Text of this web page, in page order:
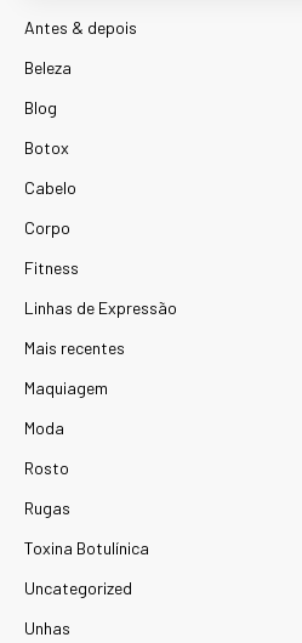
Antes & depois
Beleza
Blog
Botox
Cabelo
Corpo
Fitness
Linhas de Expressão
Mais recentes
Maquiagem
Moda
Rosto
Rugas
Toxina Botulínica
Uncategorized
Unhas